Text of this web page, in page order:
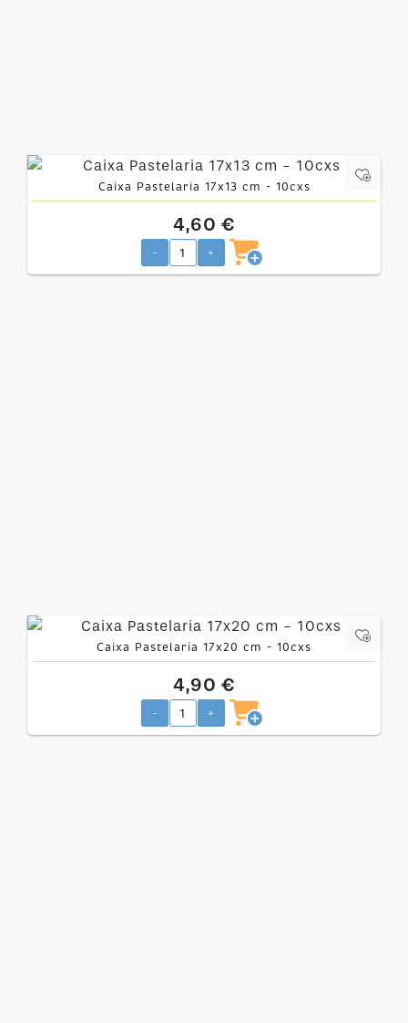
Caixa Pastelaria 17x13 cm - 10cxs
4,60 €
- +
Caixa Pastelaria 17x20 cm - 10cxs
4,90 €
- +